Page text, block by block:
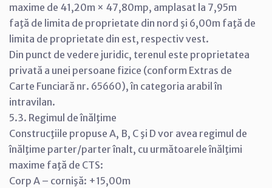
maxime de 41,20m × 47,80mp, amplasat la 7,95m
faţă de limita de proprietate din nord şi 6,00m faţă de
limita de proprietate din est, respectiv vest.
Din punct de vedere juridic, terenul este proprietatea
privată a unei persoane fizice (conform Extras de
Carte Funciară nr. 65660), în categoria arabil în
intravilan.
5.3. Regimul de înălţime
Construcţiile propuse A, B, C şi D vor avea regimul de
înălţime parter/parter înalt, cu următoarele înălţimi
maxime faţă de CTS:
Corp A – cornişă: +15,00m